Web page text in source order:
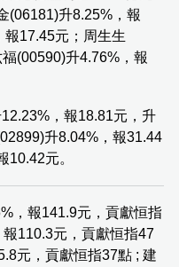
(06181)升8.25%，報
報17.45元；周生生
(00590)升4.76%，報
，報18.81元，升
升8.04%，報31.44
10.42元。
，報141.9元，貢獻恒指
110.3元，貢獻恒指47
元，貢獻恒指37點 ; 建